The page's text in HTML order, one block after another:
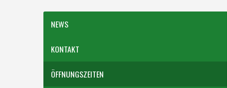
NEWS
KONTAKT
ÖFFNUNGSZEITEN